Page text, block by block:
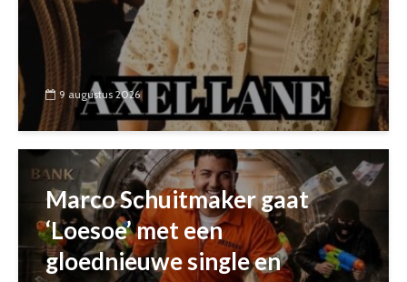
9 augustus 2026
Marco Schuitmaker gaat
‘Loesoe’ met een
gloednieuwe single en